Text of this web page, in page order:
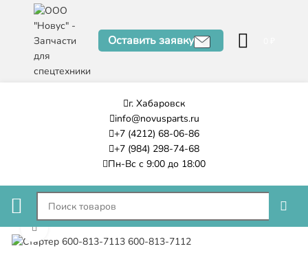
Оставить заявку
г. Хабаровск
info@novusparts.ru
+7 (4212) 68-06-86
+7 (984) 298-74-68
Пн-Вс с 9:00 до 18:00
Нажмите, чтобы увеличить